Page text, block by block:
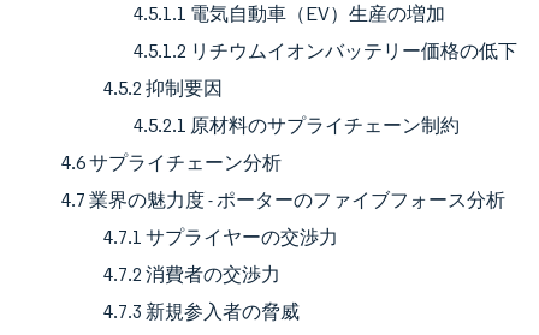
4.5.1.1 電気自動車（EV）生産の増加
4.5.1.2 リチウムイオンバッテリー価格の低下
4.5.2 抑制要因
4.5.2.1 原材料のサプライチェーン制約
4.6 サプライチェーン分析
4.7 業界の魅力度 - ポーターのファイブフォース分析
4.7.1 サプライヤーの交渉力
4.7.2 消費者の交渉力
4.7.3 新規参入者の脅威